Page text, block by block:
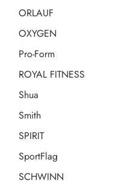
ORLAUF
OXYGEN
Pro-Form
ROYAL FITNESS
Shua
Smith
SPIRIT
SportFlag
SCHWINN